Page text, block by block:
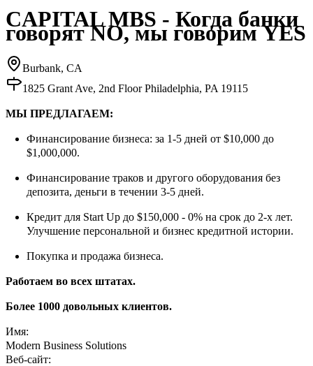
CAPITAL MBS - Когда банки
говорят NO, мы говорим YES
Burbank, CA
1825 Grant Ave, 2nd Floor Philadelphia, PA 19115
МЫ ПРЕДЛАГАЕМ:
Финансирование бизнеса: за 1-5 дней от $10,000 до
$1,000,000.
Финансирование траков и другого оборудования без
депозита, деньги в течении 3-5 дней.
Кредит для Start Up до $150,000 - 0% на срок до 2-х лет.
Улучшение персональной и бизнес кредитной истории.
Покупка и продажа бизнеса.
Работаем во всех штатах.
Более 1000 довольных клиентов.
Имя:
Modern Business Solutions
Веб-сайт: